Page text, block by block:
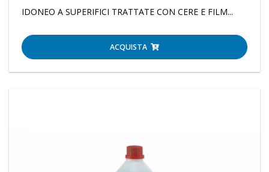
IDONEO A SUPERIFICI TRATTATE CON CERE E FILM...
ACQUISTA